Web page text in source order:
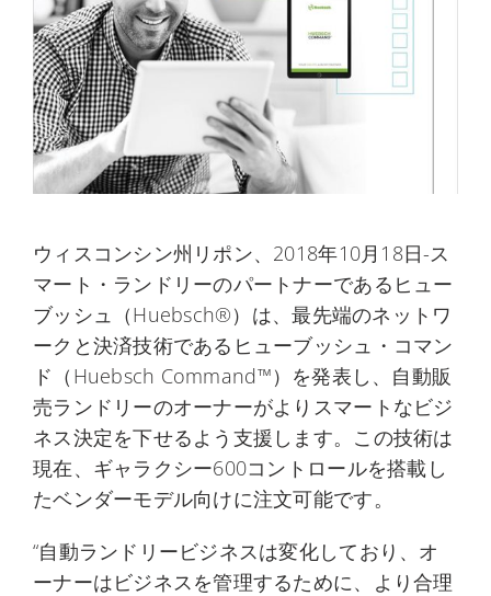
ウィスコンシン州リポン、2018年10月18日-ス
マート・ランドリーのパートナーであるヒュー
ブッシュ（Huebsch®）は、最先端のネットワ
ークと決済技術であるヒューブッシュ・コマン
ド（Huebsch Command™）を発表し、自動販
売ランドリーのオーナーがよりスマートなビジ
ネス決定を下せるよう支援します。この技術は
現在、ギャラクシー600コントロールを搭載し
たベンダーモデル向けに注文可能です。
“自動ランドリービジネスは変化しており、オ
ーナーはビジネスを管理するために、より合理